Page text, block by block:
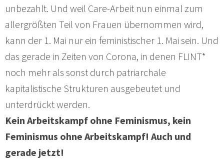
unbezahlt. Und weil Care-Arbeit nun einmal zum
allergrößten Teil von Frauen übernommen wird,
kann der 1. Mai nur ein feministischer 1. Mai sein. Und
das gerade in Zeiten von Corona, in denen FLINT*
noch mehr als sonst durch patriarchale
kapitalistische Strukturen ausgebeutet und
unterdrückt werden.
Kein Arbeitskampf ohne Feminismus, kein
Feminismus ohne Arbeitskampf! Auch und
gerade jetzt!